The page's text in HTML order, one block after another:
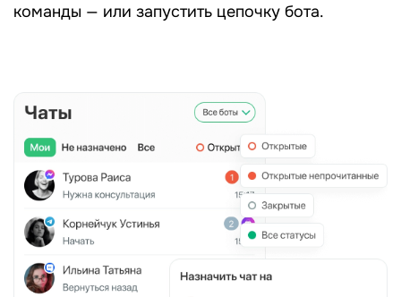
команды — или запустить цепочку бота.